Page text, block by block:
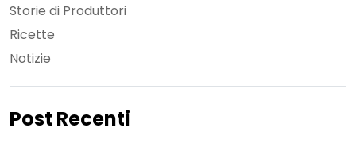
Storie di Produttori
Ricette
Notizie
Post Recenti